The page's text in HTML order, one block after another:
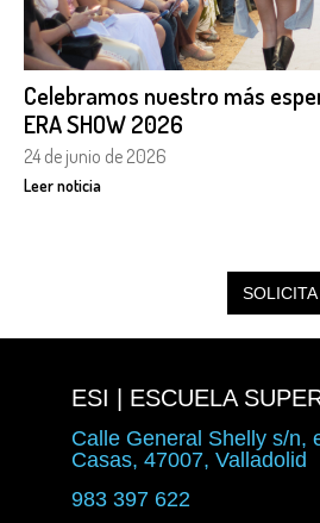
Celebramos nuestro más
ERA SHOW 2026
24 de junio de 2026
Leer noticia
ESI | ESCUELA
Calle General Shelly s/n,
Casas, 47007, Valladolid
983 397 622